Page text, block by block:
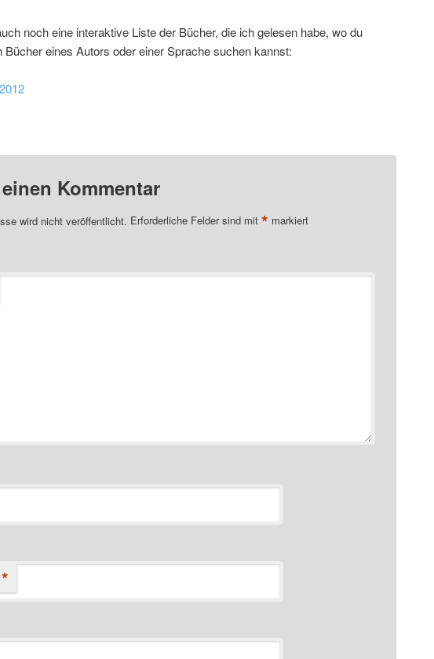
noch eine interaktive Liste der Bücher, die ich gelesen habe, wo du
Bücher eines Autors oder einer Sprache suchen kannst:
Kommentar
wird nicht veröffentlicht. Erforderliche Felder sind mit * markiert
*